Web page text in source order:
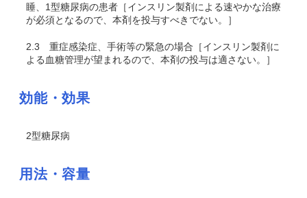
睡、1型糖尿病の患者［インスリン製剤による速やかな治療
が必須となるので、本剤を投与すべきでない。］
2.3 重症感染症、手術等の緊急の場合［インスリン製剤に
よる血糖管理が望まれるので、本剤の投与は適さない。］
効能・効果
2型糖尿病
用法・容量